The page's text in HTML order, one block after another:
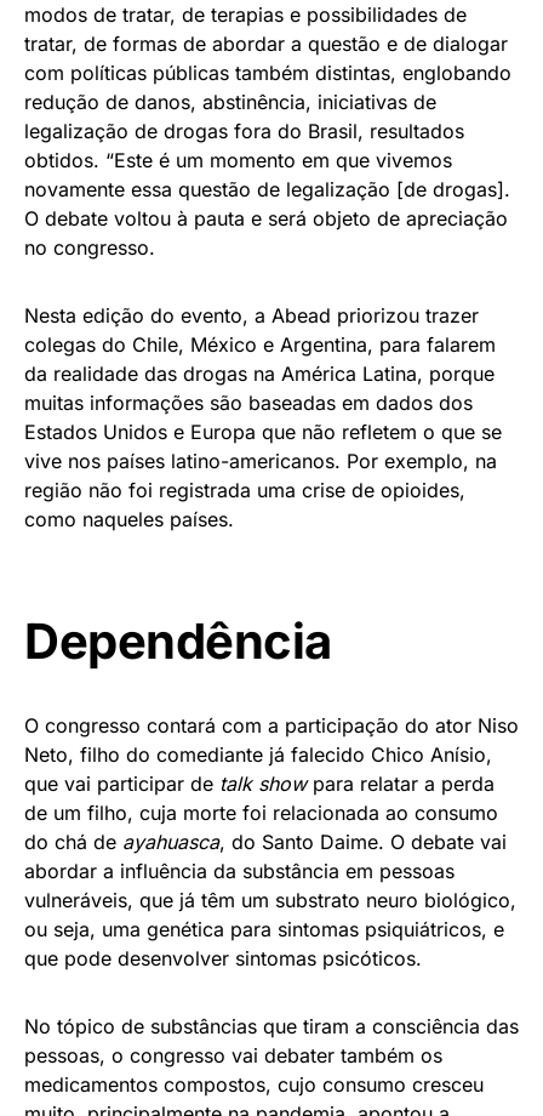
modos de tratar, de terapias e possibilidades de
tratar, de formas de abordar a questão e de dialogar
com políticas públicas também distintas, englobando
redução de danos, abstinência, iniciativas de
legalização de drogas fora do Brasil, resultados
obtidos. “Este é um momento em que vivemos
novamente essa questão de legalização [de drogas].
O debate voltou à pauta e será objeto de apreciação
no congresso.
Nesta edição do evento, a Abead priorizou trazer
colegas do Chile, México e Argentina, para falarem
da realidade das drogas na América Latina, porque
muitas informações são baseadas em dados dos
Estados Unidos e Europa que não refletem o que se
vive nos países latino-americanos. Por exemplo, na
região não foi registrada uma crise de opioides,
como naqueles países.
Dependência
O congresso contará com a participação do ator Niso
Neto, filho do comediante já falecido Chico Anísio,
que vai participar de talk showpara relatar a perda
de um filho, cuja morte foi relacionada ao consumo
do chá de ayahuasca, do Santo Daime. O debate vai
abordar a influência da substância em pessoas
vulneráveis, que já têm um substrato neuro biológico,
ou seja, uma genética para sintomas psiquiátricos, e
que pode desenvolver sintomas psicóticos.
No tópico de substâncias que tiram a consciência das
pessoas, o congresso vai debater também os
medicamentos compostos, cujo consumo cresceu